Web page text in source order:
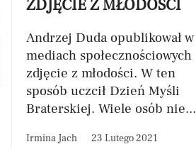
ZDJĘCIE Z MŁODOŚCI
Andrzej Duda opublikował w
mediach społecznościowych
zdjęcie z młodości. W ten
sposób uczcił Dzień Myśli
Braterskiej. Wiele osób nie...
Irmina Jach 23 Lutego 2021